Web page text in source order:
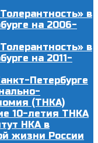
в
на 2006-
в
на 2011-
Петербурге
(ТНКА)
10-летия ТНКА
НКА в
жизни России